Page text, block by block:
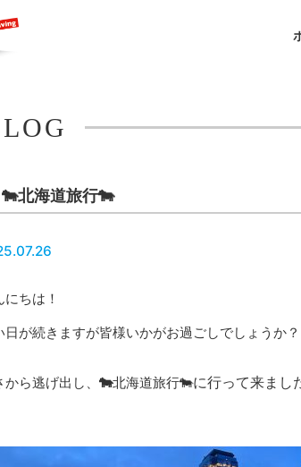
🐄北海道旅行🐄
にちは！
日が続きますが皆様いかがお過ごしでしょうか？
から逃げ出し、 🐄北海道旅行🐄に行って来まし